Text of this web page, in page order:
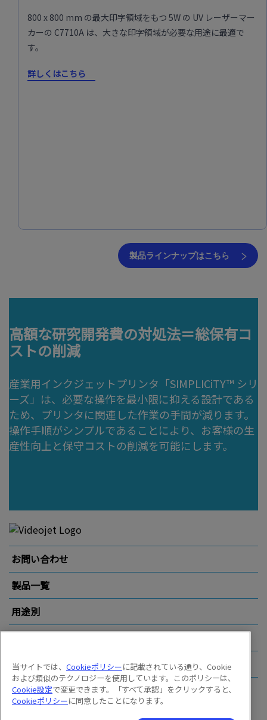
800 x 800 mm の最大印字領域をもつ 5W の UV レーザーマー
カーの C7710A は、大きな印字領域が必要な用途に最適で
す。
詳しくはこちら
製品ラインナップはこちら
高額な研究開発費の対処法＝総保有コ
ストの削減
産業用インクジェットプリンタ「SIMPLICiTY™︎ シリ
ーズ」は、必要な操作を最小限に抑える設計である
ため、プリンタに関連した作業の手間が減ります。
操作手順がシンプルであることにより、お客様の生
産性向上と保守コストの削減を可能にします。
お問い合わせ
製品一覧
用途別
その他のリンク
Follow us on:
当サイトでは、 Cookieポリシーに記載されている通り、Cookie
および類似のテクノロジーを使用しています。このポリシーは、
Cookie設定で変更できます。「すべて承認」をクリックすると、
Cookieポリシーに同意したことになります。